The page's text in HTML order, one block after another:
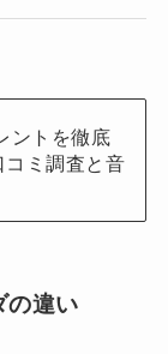
ントを徹底
コミ調査と音
の違い